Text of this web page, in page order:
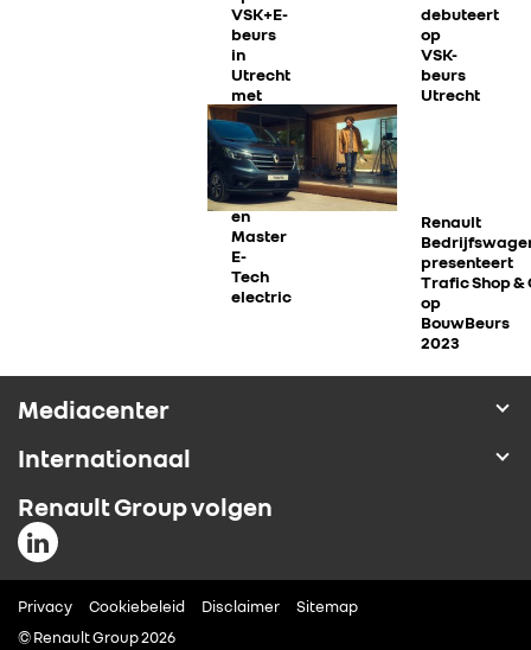
VSK+E-
beurs
in
Utrecht
met
R4
E-
Tech
electric
Van
en
Master
E-
Tech
electric
debuteert
op
VSK-
beurs
Utrecht
Renault
presenteert
Trafic Shop &
op
BouwBeurs
2023
Mediacenter
Internationaal
Renault Group volgen
Privacy Cookiebeleid Disclaimer
Sitemap
© Renault Group 2026